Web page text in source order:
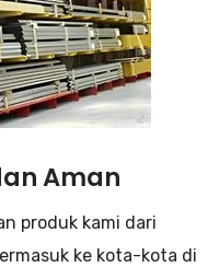
Aman
produk kami dari
ke kota-kota di